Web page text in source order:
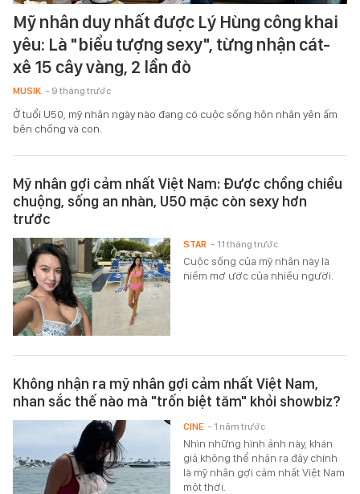
Mỹ nhân duy nhất được Lý Hùng công khai
yêu: Là "biểu tượng sexy", từng nhận cát-
xê 15 cây vàng, 2 lần đò
MUSIK - 9 tháng trước
Ở tuổi U50, mỹ nhân ngày nào đang có cuộc sống hôn nhân yên ấm
bên chồng và con.
Mỹ nhân gợi cảm nhất Việt Nam: Được chồng chiều
chuộng, sống an nhàn, U50 mặc còn sexy hơn
trước
Cuộc sống của mỹ nhân này là
niềm mơ ước của nhiều người.
STAR - 11 tháng trước
Không nhận ra mỹ nhân gợi cảm nhất Việt Nam,
nhan sắc thế nào mà "trốn biệt tăm" khỏi showbiz?
Nhìn những hình ảnh này, khán
giả không thể nhận ra đây chính
là mỹ nhân gợi cảm nhất Việt Nam
một thời.
CINE - 1 năm trước